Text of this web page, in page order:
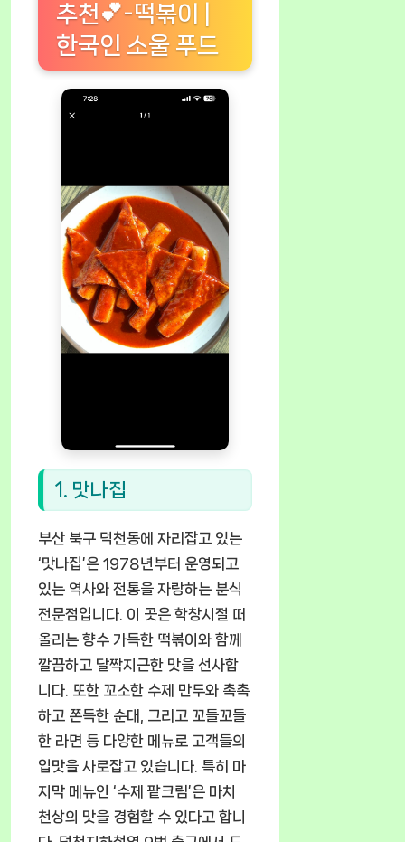
추천💕-떡볶이 |
한국인 소울 푸드
1. 맛나집
부산 북구 덕천동에 자리잡고 있는
‘맛나집’은 1978년부터 운영되고
있는 역사와 전통을 자랑하는 분식
전문점입니다. 이 곳은 학창시절 떠
올리는 향수 가득한 떡볶이와 함께
깔끔하고 달짝지근한 맛을 선사합
니다. 또한 꼬소한 수제 만두와 촉촉
하고 쫀득한 순대, 그리고 꼬들꼬들
한 라면 등 다양한 메뉴로 고객들의
입맛을 사로잡고 있습니다. 특히 마
지막 메뉴인 ‘수제 팥크림’은 마치
천상의 맛을 경험할 수 있다고 합니